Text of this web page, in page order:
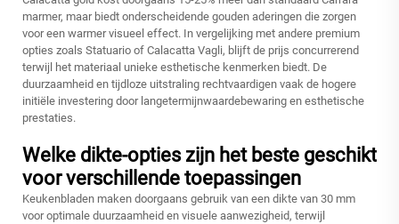
marmer, maar biedt onderscheidende gouden aderingen die zorgen
voor een warmer visueel effect. In vergelijking met andere premium
opties zoals Statuario of Calacatta Vagli, blijft de prijs concurrerend
terwijl het materiaal unieke esthetische kenmerken biedt. De
duurzaamheid en tijdloze uitstraling rechtvaardigen vaak de hogere
initiële investering door langetermijnwaardebewaring en esthetische
prestaties.
Welke dikte-opties zijn het beste geschikt
voor verschillende toepassingen
Keukenbladen maken doorgaans gebruik van een dikte van 30 mm
voor optimale duurzaamheid en visuele aanwezigheid, terwijl